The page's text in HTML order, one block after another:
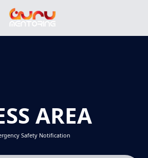
AREA
Safety Notification